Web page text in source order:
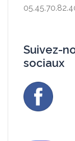
Suivez-
sociaux